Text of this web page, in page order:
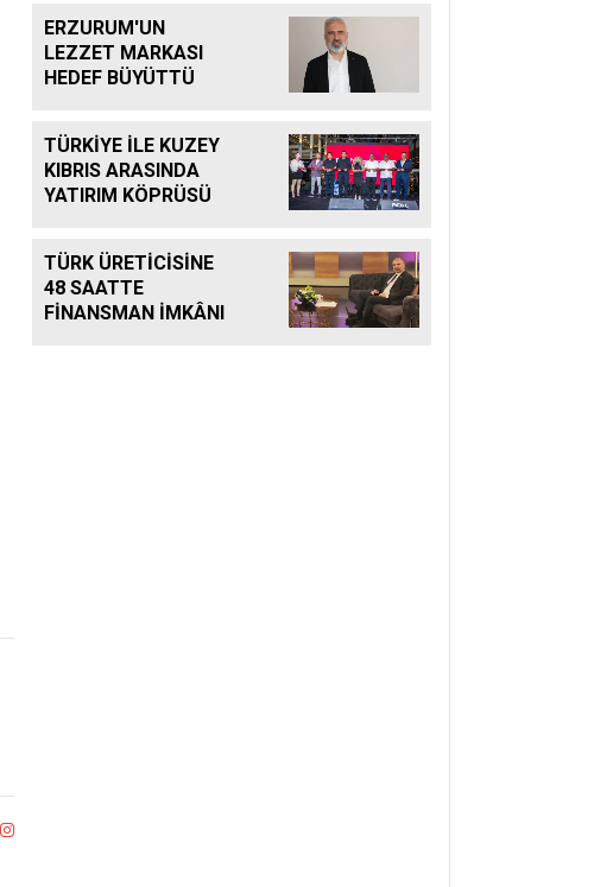
ERZURUM'UN
LEZZET MARKASI
HEDEF BÜYÜTTÜ
TÜRKİYE İLE KUZEY
KIBRIS ARASINDA
YATIRIM KÖPRÜSÜ
TÜRK ÜRETİCİSİNE
48 SAATTE
FİNANSMAN İMKÂNI